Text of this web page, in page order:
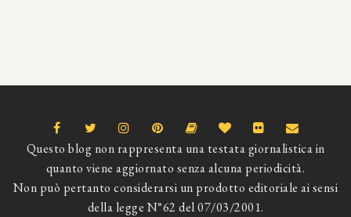
Questo blog non rappresenta una testata giornalistica in
quanto viene aggiornato senza alcuna periodicità.
Non può pertanto considerarsi un prodotto editoriale ai sensi
della legge N°62 del 07/03/2001.